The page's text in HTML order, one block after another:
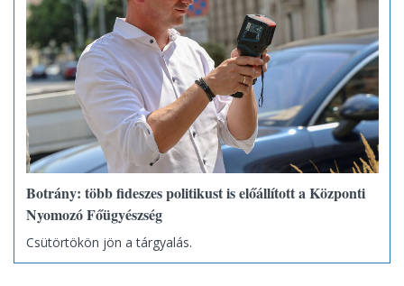
Botrány: több fideszes politikust is előállított a Központi
Nyomozó Főügyészség
Csütörtökön jön a tárgyalás.